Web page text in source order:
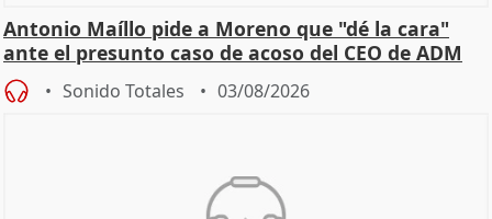
Antonio Maíllo pide a Moreno que "dé la cara"
ante el presunto caso de acoso del CEO de ADM
Sonido Totales 03/08/2026